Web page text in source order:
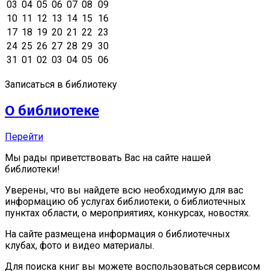
03 04 05 06 07 08 09
10 11 12 13 14 15 16
17 18 19 20 21 22 23
24 25 26 27 28 29 30
31 01 02 03 04 05 06
Записаться в библиотеку
О библиотеке
Перейти
Мы рады приветствовать Вас на сайте нашей
библиотеки!
Уверены, что вы найдете всю необходимую для вас
информацию об услугах библиотеки, о библиотечных
пунктах области, о мероприятиях, конкурсах, новостях.
На сайте размещена информация о библиотечных
клубах, фото и видео материалы.
Для поиска книг вы можете воспользоваться сервисом